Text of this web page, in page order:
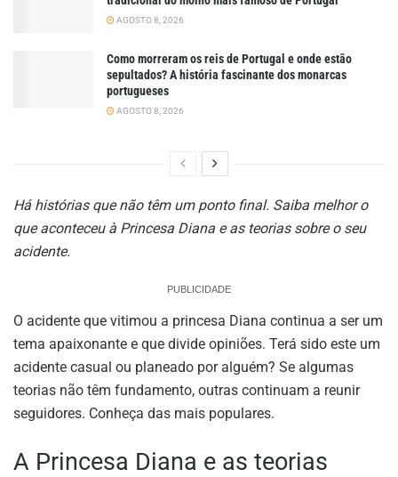
AGOSTO 8, 2026
Como morreram os reis de Portugal e onde estão
sepultados? A história fascinante dos monarcas
portugueses
AGOSTO 8, 2026
Há histórias que não têm um ponto final. Saiba melhor o
que aconteceu à Princesa Diana e as teorias sobre o seu
acidente.
PUBLICIDADE
O acidente que vitimou a princesa Diana continua a ser um
tema apaixonante e que divide opiniões. Terá sido este um
acidente casual ou planeado por alguém? Se algumas
teorias não têm fundamento, outras continuam a reunir
seguidores. Conheça das mais populares.
A Princesa Diana e as teorias